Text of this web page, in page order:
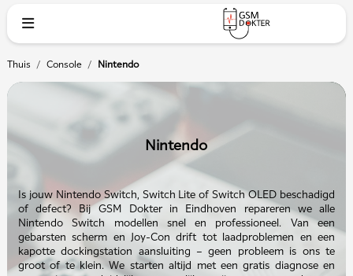
Thuis / Console / Nintendo
Nintendo
Is jouw Nintendo Switch, Switch Lite of Switch OLED beschadigd
of defect? Bij GSM Dokter in Eindhoven repareren we alle
Nintendo Switch modellen snel en professioneel. Van een
gebarsten scherm en Joy-Con drift tot laadproblemen en een
kapotte dockingstation aansluiting – geen probleem is ons te
groot of te klein. We starten altijd met een gratis diagnose en